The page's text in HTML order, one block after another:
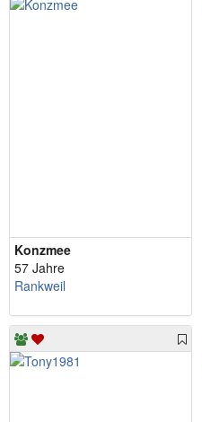
Konzmee
57 Jahre
Rankweil